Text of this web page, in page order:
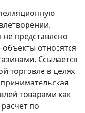
представлено
объекты относятся
Ссылается
торговле в целях
товарами как
по